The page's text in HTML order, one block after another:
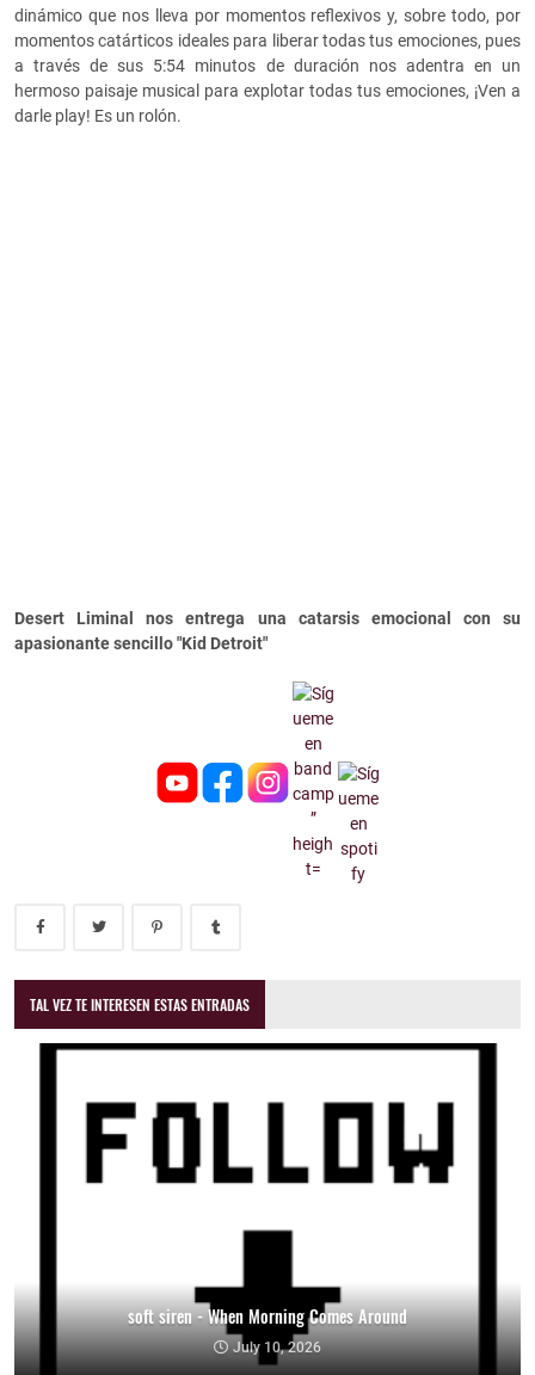
dinámico que nos lleva por momentos reflexivos y, sobre todo, por
momentos catárticos ideales para liberar todas tus emociones, pues
a través de sus 5:54 minutos de duración nos adentra en un
hermoso paisaje musical para explotar todas tus emociones, ¡Ven a
darle play! Es un rolón.
Desert Liminal nos entrega una catarsis emocional con su
apasionante sencillo "Kid Detroit"
TAL VEZ TE INTERESEN ESTAS ENTRADAS
soft siren - When Morning Comes Around
July 10, 2026